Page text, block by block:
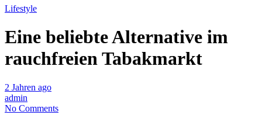
Lifestyle
Eine beliebte Alternative im
rauchfreien Tabakmarkt
2 Jahren ago
admin
No Comments